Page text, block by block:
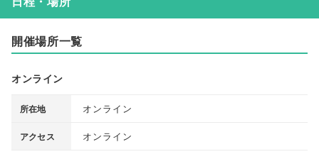
開催場所一覧
オンライン
所在地 オンライン
アクセス オンライン